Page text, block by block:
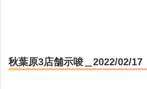
秋葉原3店舗示唆＿2022/02/17